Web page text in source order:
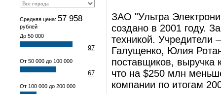
Средняя цена: 57 958
рублей
До 50 000
97
От 50 000 до 100 000
67
От 100 000 до 200 000
ЗАО "Ультра
создано в 2001 году.
техникой. Учредители
Галущенко, Юлия
поставщиков, выручка
что на $250 млн
компании по итогам